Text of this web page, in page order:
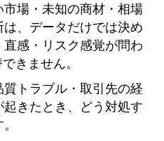
市場・未知の商材・相場
、データだけでは決め
感・リスク感覚が問わ
きません。
トラブル・取引先の経
きたとき、どう対処す